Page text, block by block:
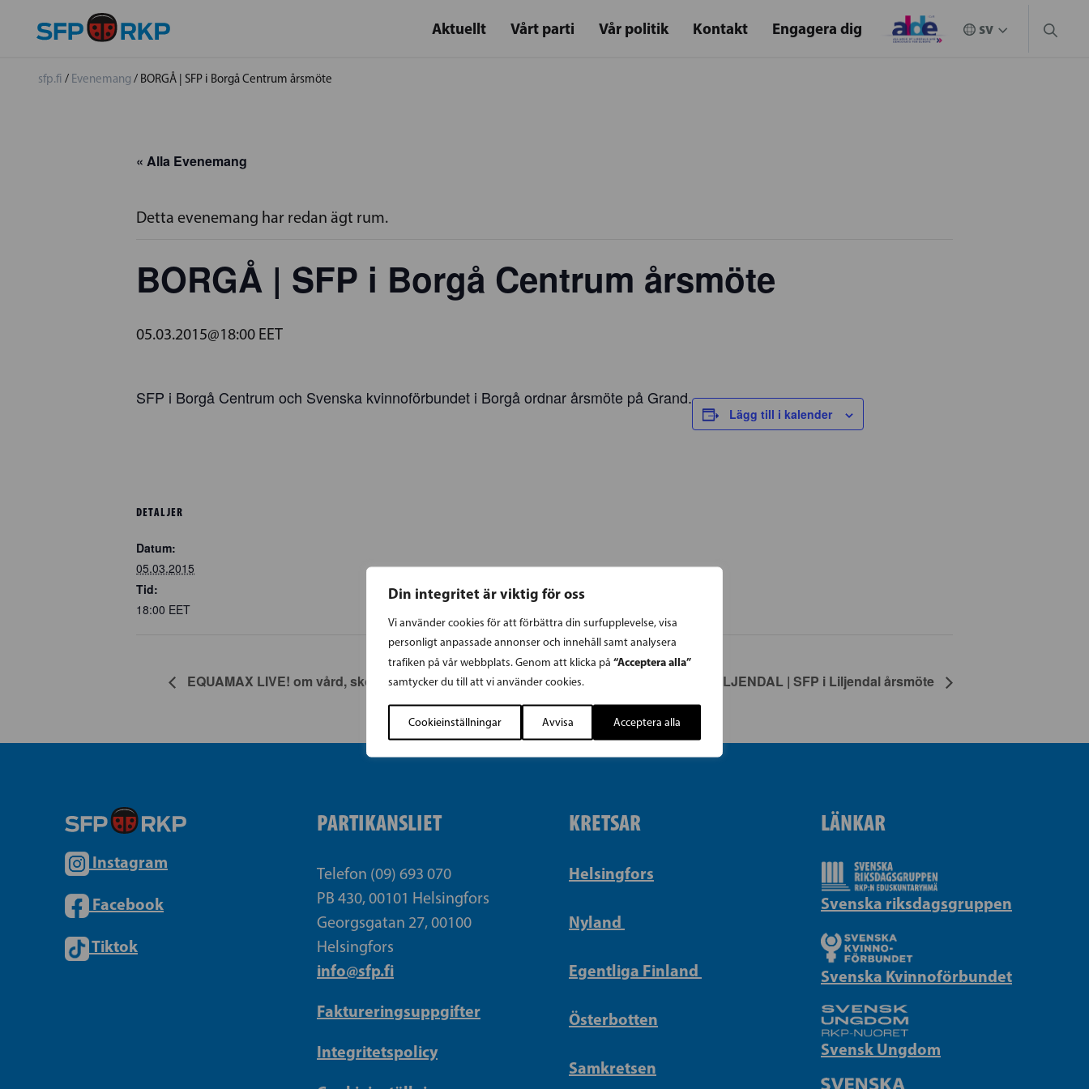
Din integritet är viktig för oss
Vi använder cookies för att förbättra din surfupplevelse, visa
personligt anpassade annonser och innehåll samt analysera
trafiken på vår webbplats. Genom att klicka på “Acceptera alla”
samtycker du till att vi använder cookies.
Cookieinställningar Avvisa Acceptera alla
Aktuellt Vårt parti Vår politik Kontakt Engagera dig
sfp.fi / Evenemang / BORGÅ | SFP i Borgå Centrum årsmöte
« Alla Evenemang
Detta evenemang har redan ägt rum.
BORGÅ | SFP i Borgå Centrum årsmöte
05.03.2015@18:00 EET
SFP i Borgå Centrum och Svenska kvinnoförbundet i Borgå ordnar årsmöte på Grand.
Lägg till i kalender
DETALJER
Datum:
05.03.2015
Tid:
18:00 EET
EQUAMAX LIVE! om vård, skola & omsorg LILJENDAL | SFP i Liljendal årsmöte
Instagram
Facebook
Tiktok
PARTIKANSLIET
Telefon (09) 693 070
PB 430, 00101 Helsingfors
Georgsgatan 27, 00100
Helsingfors
info@sfp.fi
Faktureringsuppgifter
Integritetspolicy
KRETSAR
Helsingfors
Nyland
Egentliga Finland
Österbotten
Samkretsen
LÄNKAR
Svenska riksdagsgruppen
Svenska Kvinnoförbundet
Svensk Ungdom